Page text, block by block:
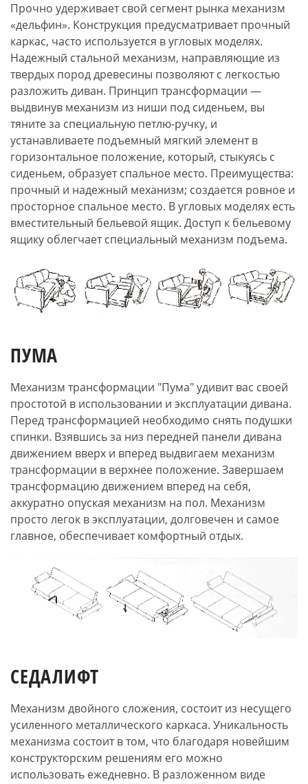
Прочно удерживает свой сегмент рынка механизм
«дельфин». Конструкция предусматривает прочный
каркас, часто используется в угловых моделях.
Надежный стальной механизм, направляющие из
твердых пород древесины позволяют с легкостью
разложить диван. Принцип трансформации —
выдвинув механизм из ниши под сиденьем, вы
тяните за специальную петлю-ручку, и
устанавливаете подъемный мягкий элемент в
горизонтальное положение, который, стыкуясь с
сиденьем, образует спальное место. Преимущества:
прочный и надежный механизм; создается ровное и
просторное спальное место. В угловых моделях есть
вместительный бельевой ящик. Доступ к бельевому
ящику облегчает специальный механизм подъема.
ПУМА
Механизм трансформации "Пума" удивит вас своей
простотой в использовании и эксплуатации дивана.
Перед трансформацией необходимо снять подушки
спинки. Взявшись за низ передней панели дивана
движением вверх и вперед выдвигаем механизм
трансформации в верхнее положение. Завершаем
трансформацию движением вперед на себя,
аккуратно опуская механизм на пол. Механизм
просто легок в эксплуатации, долговечен и самое
главное, обеспечивает комфортный отдых.
СЕДАЛИФТ
Механизм двойного сложения, состоит из несущего
усиленного металлического каркаса. Уникальность
механизма состоит в том, что благодаря новейшим
конструкторским решениям его можно
использовать ежедневно. В разложенном виде